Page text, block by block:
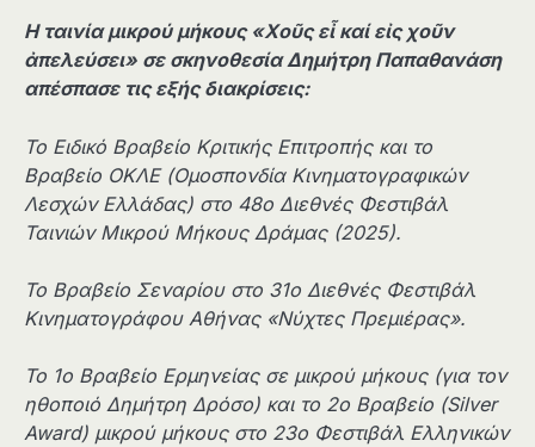
Η ταινία μικρού μήκους «Χοῦς εἶκαί εἰς χοῦν
ἀπελεύσει» σε σκηνοθεσία Δημήτρη Παπαθανάση
απέσπασε τις εξής διακρίσεις:
Το Ειδικό Βραβείο Κριτικής Επιτροπής και το
Βραβείο ΟΚΛΕ (Ομοσπονδία Κινηματογραφικών
Λεσχών Ελλάδας) στο 48ο Διεθνές Φεστιβάλ
Ταινιών Μικρού Μήκους Δράμας (2025).
Το Βραβείο Σεναρίου στο 31ο Διεθνές Φεστιβάλ
Κινηματογράφου Αθήνας «Νύχτες Πρεμιέρας».
Το 1ο Βραβείο Ερμηνείας σε μικρού μήκους (για τον
ηθοποιό Δημήτρη Δρόσο) και το 2ο Βραβείο (Silver
Award) μικρού μήκους στο 23ο Φεστιβάλ Ελληνικών